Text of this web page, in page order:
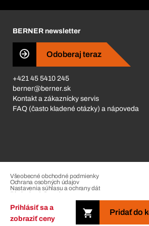
Prihlásiť sa a
zobraziť ceny
Pridať do
Business Conduct
BERNER newsletter
Odoberaj teraz
+421 45 5410 245
berner@berner.sk
Kontakt a zákaznícky servis
FAQ (často kladené otázky) a nápoveda
Copyright © 2026. The Berner Group.
Všeobecné obchodné podmienky
Ochrana osobných údajov
Nastavenia súhlasu a ochrany dát
Riadenie sťažností